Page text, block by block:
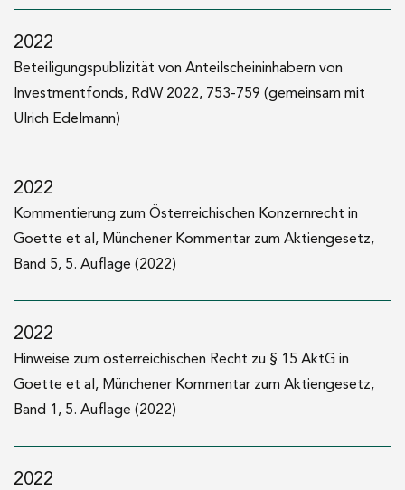
2022
Beteiligungspublizität von Anteilscheininhabern von
Investmentfonds, RdW 2022, 753-759 (gemeinsam mit
Ulrich Edelmann)
2022
Kommentierung zum Österreichischen Konzernrecht in
Goette et al, Münchener Kommentar zum Aktiengesetz,
Band 5, 5. Auflage (2022)
2022
Hinweise zum österreichischen Recht zu § 15 AktG in
Goette et al, Münchener Kommentar zum Aktiengesetz,
Band 1, 5. Auflage (2022)
2022